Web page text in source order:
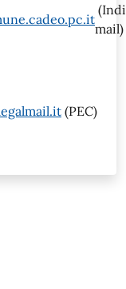
mail)
(PEC)